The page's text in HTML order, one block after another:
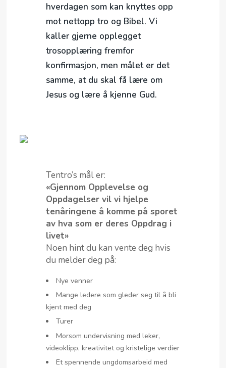
KONTAKT
MIN SIDE
VEIEN
hverdagen som kan knyttes opp
mot nettopp tro og Bibel. Vi
kaller gjerne opplegget
trosopplæring fremfor
konfirmasjon, men målet er det
samme, at du skal få lære om
Jesus og lære å kjenne Gud.
Tentro’s mål er:
«Gjennom Opplevelse og
Oppdagelser vil vi hjelpe
tenåringene å komme på sporet
av hva som er deres Oppdrag i
livet»
Noen hint du kan vente deg hvis
du melder deg på:
Nye venner
Mange ledere som gleder seg til å bli
kjent med deg
Turer
Morsom undervisning med leker,
videoklipp, kreativitet og kristelige verdier
Et spennende ungdomsarbeid med